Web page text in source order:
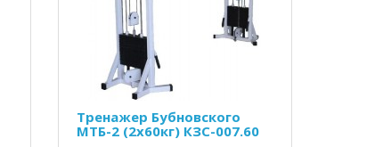
Тренажер Бубновского
МТБ-2 (2х60кг) КЗС-007.60